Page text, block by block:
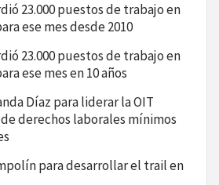
23.000 puestos de trabajo en
ese mes desde 2010
23.000 puestos de trabajo en
ese mes en 10 años
Díaz para liderar la OIT
derechos laborales mínimos
para desarrollar el trail en